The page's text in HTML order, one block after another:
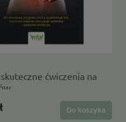
ćwiczenia na
Do koszyka